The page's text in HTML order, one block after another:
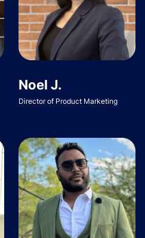
Noel J.
Director of Product Marketing